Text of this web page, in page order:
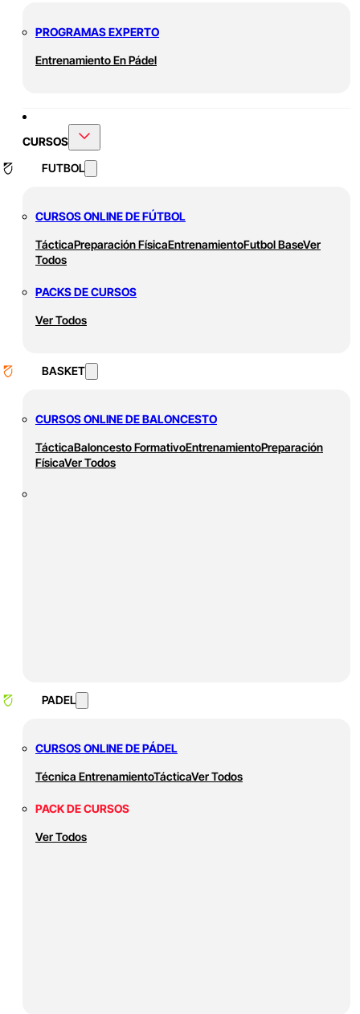
PROGRAMAS EXPERTO
Entrenamiento En Pádel
CURSOS
FUTBOL
CURSOS ONLINE DE FÚTBOL
TácticaPreparación FísicaEntrenamientoFutbol BaseVer
Todos
PACKS DE CURSOS
Ver Todos
BASKET
CURSOS ONLINE DE BALONCESTO
TácticaBaloncesto FormativoEntrenamientoPreparación
FísicaVer Todos
PADEL
CURSOS ONLINE DE PÁDEL
Técnica EntrenamientoTácticaVer Todos
PACK DE CURSOS
Ver Todos